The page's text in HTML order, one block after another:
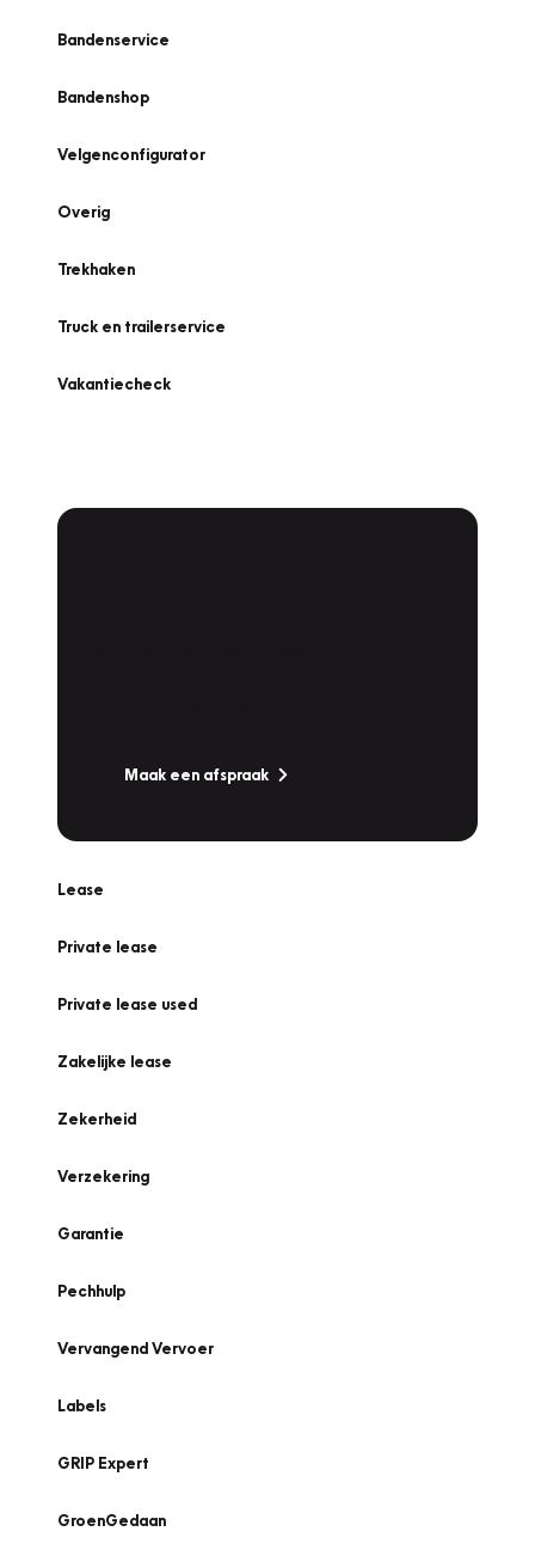
Bandenservice
Bandenshop
Velgenconfigurator
Overig
Trekhaken
Truck en trailerservice
Vakantiecheck
Maak een afspraak
Lease
Private lease
Private lease used
Zakelijke lease
Zekerheid
Verzekering
Garantie
Pechhulp
Vervangend Vervoer
Labels
GRIP Expert
GroenGedaan